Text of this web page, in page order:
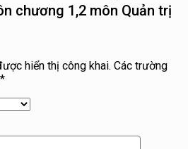
chương 1,2 môn Quản trị
hiển thị công khai. Các trường
*